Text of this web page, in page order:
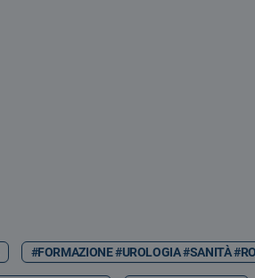
#FORMAZIONE #UROLOGIA #SANITÀ